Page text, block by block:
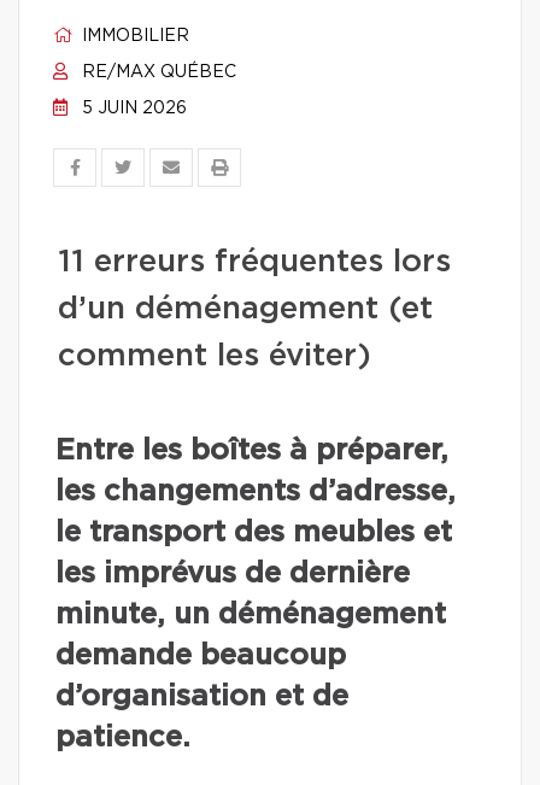
IMMOBILIER
RE/MAX QUÉBEC
5 JUIN 2026
11 erreurs fréquentes lors
d’un déménagement (et
comment les éviter)
Entre les boîtes à préparer,
les changements d’adresse,
le transport des meubles et
les imprévus de dernière
minute, un déménagement
demande beaucoup
d’organisation et de
patience.